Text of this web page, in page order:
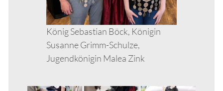
König Sebastian Böck, Königin
Susanne Grimm-Schulze,
Jugendkönigin Malea Zink